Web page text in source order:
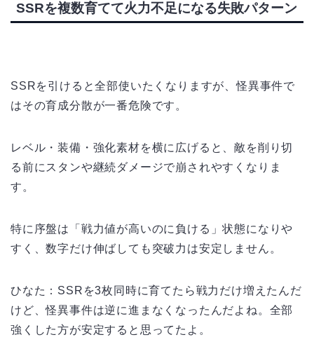
SSRを複数育てて火力不足になる失敗パターン
SSRを引けると全部使いたくなりますが、怪異事件で
はその育成分散が一番危険です。
レベル・装備・強化素材を横に広げると、敵を削り切
る前にスタンや継続ダメージで崩されやすくなりま
す。
特に序盤は「戦力値が高いのに負ける」状態になりや
すく、数字だけ伸ばしても突破力は安定しません。
ひなた：SSRを3枚同時に育てたら戦力だけ増えたんだ
けど、怪異事件は逆に進まなくなったんだよね。全部
強くした方が安定すると思ってたよ。